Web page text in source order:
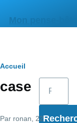
Mon pense-bête
Fil
d'Ariane
Accueil
case
Par ronan , 22